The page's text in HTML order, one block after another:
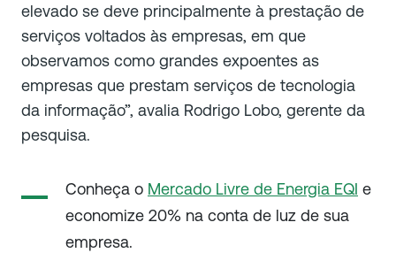
elevado se deve principalmente à prestação de
serviços voltados às empresas, em que
observamos como grandes expoentes as
empresas que prestam serviços de tecnologia
da informação”, avalia Rodrigo Lobo, gerente da
pesquisa.
Conheça o Mercado Livre de Energia EQI e
economize 20% na conta de luz de sua
empresa.